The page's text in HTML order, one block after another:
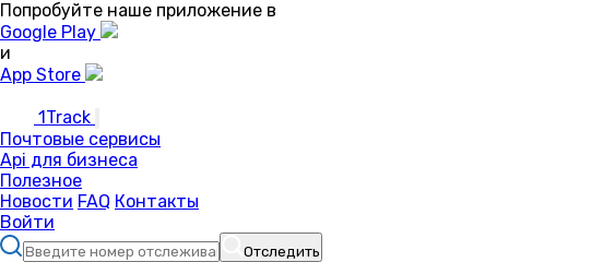
Попробуйте наше приложение в
Google Play
и
App Store
1Track
Почтовые сервисы
Api для бизнеса
Полезное
Новости FAQ Контакты
Войти
Отследить